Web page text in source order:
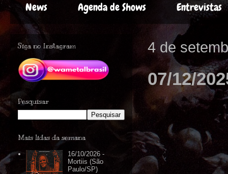
News Agenda de Shows Entrevistas
4 de
07/12/
Siga no Instagram
Pesquisar
Mais lidas da semana
16/10/2026 -
Mortiis (São
Paulo/SP)